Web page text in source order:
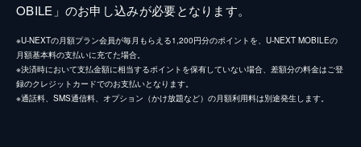
OBILE」のお申し込みが必要となります。
※U-NEXTの月額プラン会員が毎月もらえる1,200円分のポイントを、U-NEXT MOBILEの
月額基本料の支払いに充てた場合。
※決済時において支払金額に相当するポイントを保有していない場合、差額分の料金はご登
録のクレジットカードでのお支払いとなります。
※通話料、SMS通信料、オプション（かけ放題など）の月額利用料は別途発生します。